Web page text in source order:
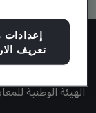
استكشاف المعهد
الهيئة الوطنية
تعريف